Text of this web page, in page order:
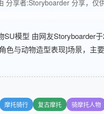
分享者:Storyboarder 分享，仅
SU模型 由网友Storyboarder
色与动物造型表现]场景，主
摩托骑行 复古摩托 骑摩托人物